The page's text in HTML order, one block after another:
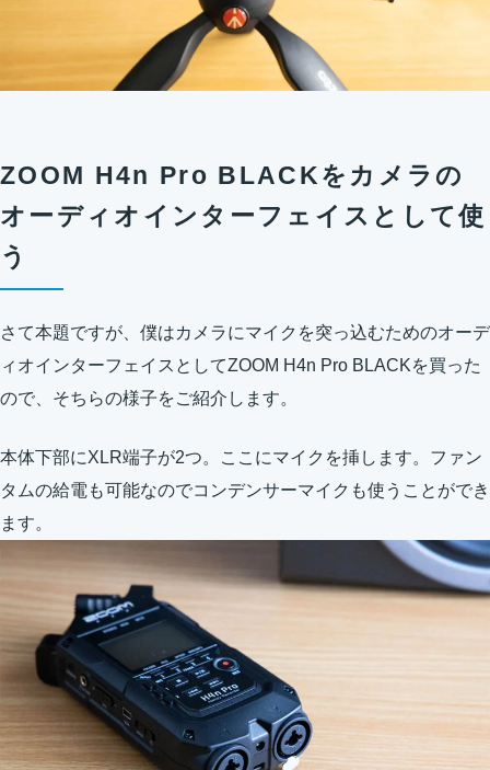
ZOOM H4n Pro BLACKをカメラの
オーディオインターフェイスとして使
う
さて本題ですが、僕はカメラにマイクを突っ込むためのオーデ
ィオインターフェイスとしてZOOM H4n Pro BLACKを買った
ので、そちらの様子をご紹介します。
本体下部にXLR端子が2つ。ここにマイクを挿します。ファン
タムの給電も可能なのでコンデンサーマイクも使うことができ
ます。